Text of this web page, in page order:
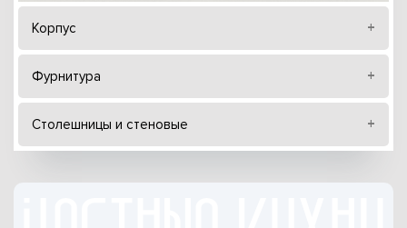
Корпус
Фурнитура
Столешницы и стеновые